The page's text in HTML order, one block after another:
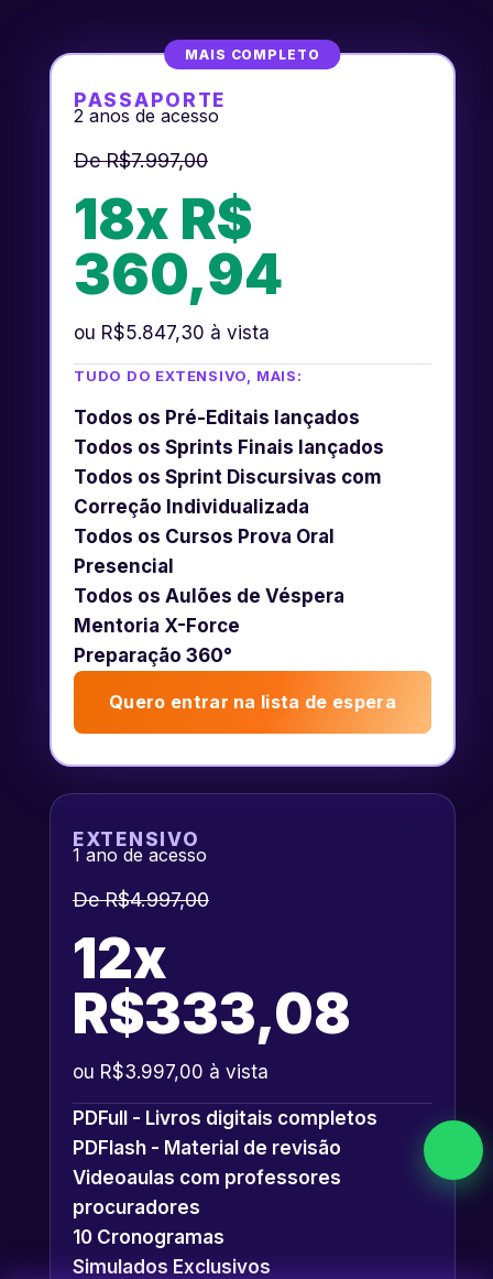
MAIS COMPLETO
PASSAPORTE
2 anos de acesso
De R$7.997,00
18x R$
360,94
ou R$5.847,30 à vista
TUDO DO EXTENSIVO, MAIS:
Todos os Pré-Editais lançados
Todos os Sprints Finais lançados
Todos os Sprint Discursivas com
Correção Individualizada
Todos os Cursos Prova Oral
Presencial
Todos os Aulões de Véspera
Mentoria X-Force
Preparação 360°
Quero entrar na lista de espera
EXTENSIVO
1 ano de acesso
De R$4.997,00
12x
R$333,08
ou R$3.997,00 à vista
PDFull - Livros digitais completos
PDFlash - Material de revisão
Videoaulas com professores
procuradores
10 Cronogramas
Simulados Exclusivos